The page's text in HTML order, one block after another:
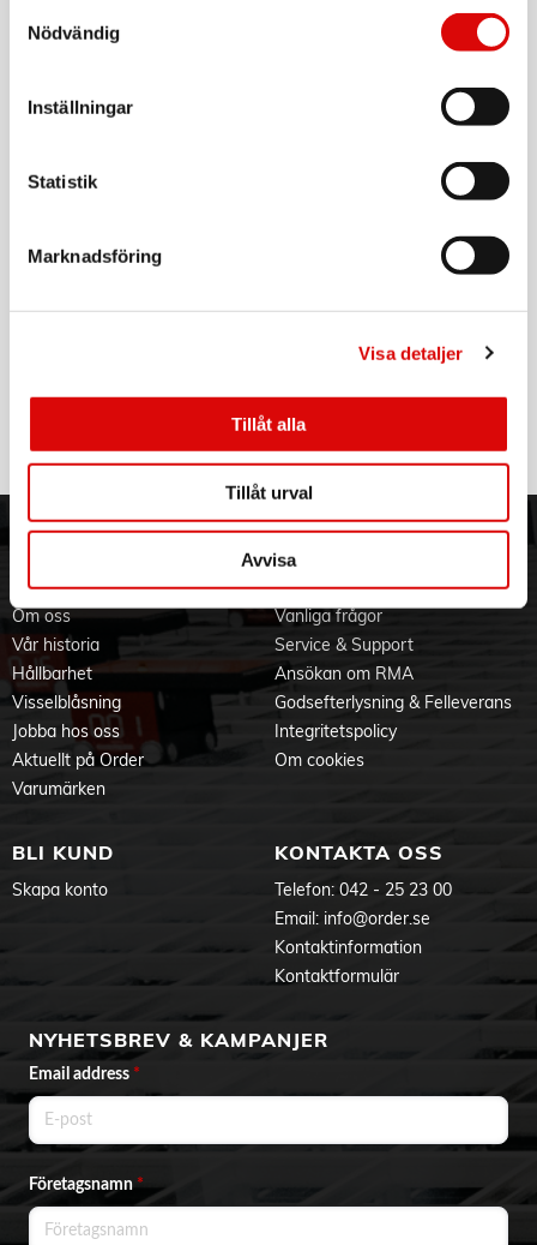
Nödvändig
Inställningar
Statistik
Marknadsföring
Visa detaljer
Tillåt alla
Tillåt urval
Avvisa
- Varning för överbelastning
- Antiglidfötter
- Digital kontrollpanel
Varumärke
Tillbehör
Rek: 39,00 kr
VARTA
5703301404
3PL
Om oss
Vår historia
Hållbarhet
Visselblåsning
Jobba hos oss
Aktuellt på Order
Varumärken
KUNDTJÄNST
Allmänna villkor
Vanliga frågor
Service & Support
Ansökan om RMA
Godsefterlysning & Felleverans
Integritetspolicy
Om cookies
BLI KUND
Skapa konto
KONTAKTA OSS
Telefon: 042 - 25 23 00
Email: info@order.se
Kontaktinformation
Kontaktformulär
NYHETSBREV & KAMPANJER
Email address *
Företagsnamn*